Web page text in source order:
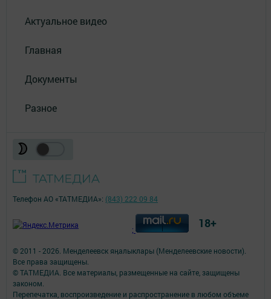
Актуальное видео
Главная
Документы
Разное
© 2011 - 2026. Менделеевск яӊалыклары (Менделеевские новости).
Все права защищены.
© ТАТМЕДИА. Все материалы, размещенные на сайте, защищены
законом.
Перепечатка, воспроизведение и распространение в любом объеме
Телефон АО «ТАТМЕДИА»: (843) 222 09 84
; 18+